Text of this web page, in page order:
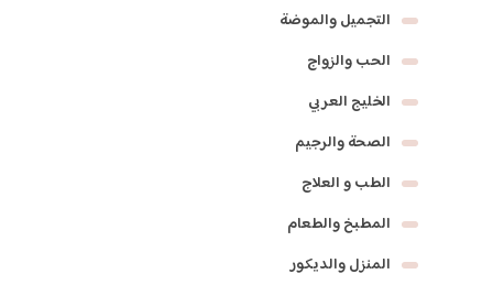
التجميل والموضة
الحب والزواج
الخليج العربي
الصحة والرجيم
الطب و العلاج
المطبخ والطعام
المنزل والديكور